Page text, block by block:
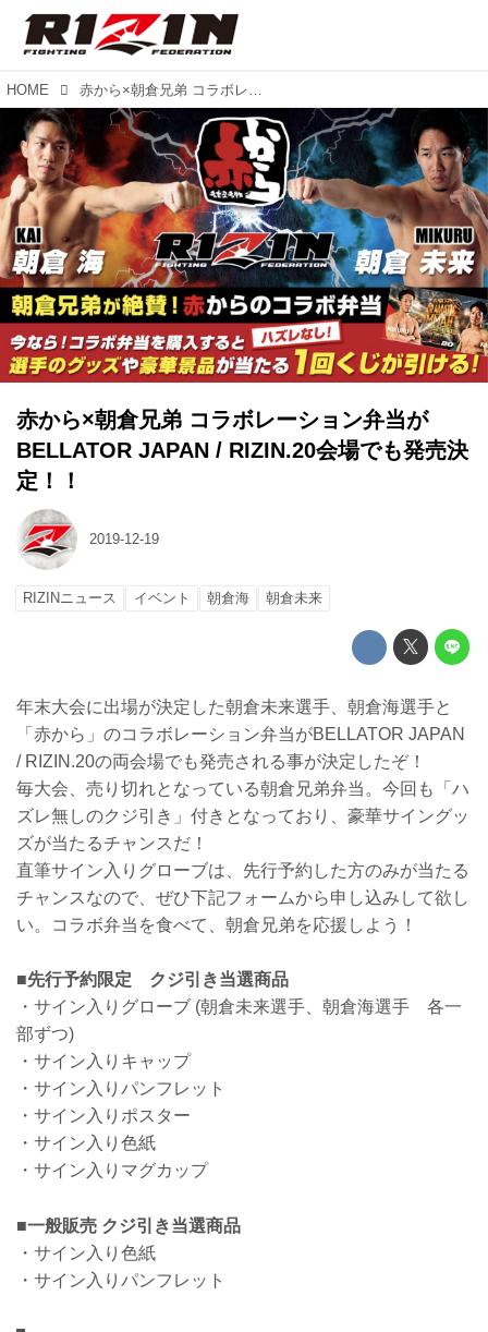
HOME 赤から×朝倉兄弟 コラボレーション弁当がBELLATOR JAPAN / RIZIN.20会場でも発売決定！！
赤から×朝倉兄弟 コラボレーション弁当が
BELLATOR JAPAN / RIZIN.20会場でも発売決
定！！
2019-12-19
RIZINニュース イベント 朝倉海 朝倉未来
年末大会に出場が決定した朝倉未来選手、朝倉海選手と
「赤から」のコラボレーション弁当がBELLATOR JAPAN
/ RIZIN.20の両会場でも発売される事が決定したぞ！
毎大会、売り切れとなっている朝倉兄弟弁当。今回も「ハ
ズレ無しのクジ引き」付きとなっており、豪華サイングッ
ズが当たるチャンスだ！
直筆サイン入りグローブは、先行予約した方のみが当たる
チャンスなので、ぜひ下記フォームから申し込みして欲し
い。コラボ弁当を食べて、朝倉兄弟を応援しよう！
■先行予約限定 クジ引き当選商品
・サイン入りグローブ (朝倉未来選手、朝倉海選手 各一
部ずつ)
・サイン入りキャップ
・サイン入りパンフレット
・サイン入りポスター
・サイン入り色紙
・サイン入りマグカップ
■一般販売 クジ引き当選商品
・サイン入り色紙
・サイン入りパンフレット